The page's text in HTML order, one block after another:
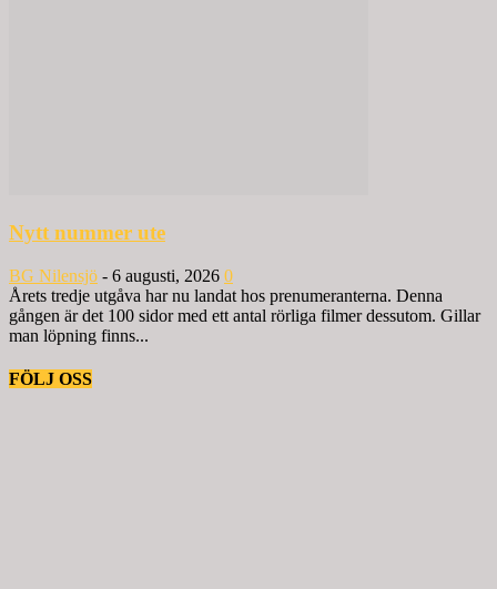
Nytt nummer ute
BG Nilensjö - 6 augusti, 2026 0
Årets tredje utgåva har nu landat hos prenumeranterna. Denna
gången är det 100 sidor med ett antal rörliga filmer dessutom. Gillar
man löpning finns...
FÖLJ OSS